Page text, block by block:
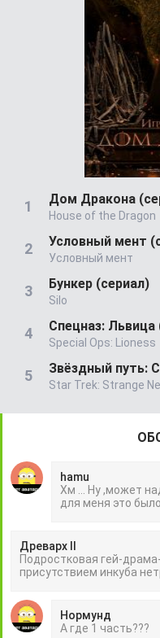
Дом Дракона
House of the Dragon
Условный мент
Условный мент
Бункер (сериал)
Silo
Спецназ: Львица
Special Ops: Lioness
Звёздный путь:
Star Trek: Strange
hamu
Хм ... Ну ,может
для меня это
Древарх II
Подростковая гей-
присутствием инкуба
Нормунд
А где 1 часть???